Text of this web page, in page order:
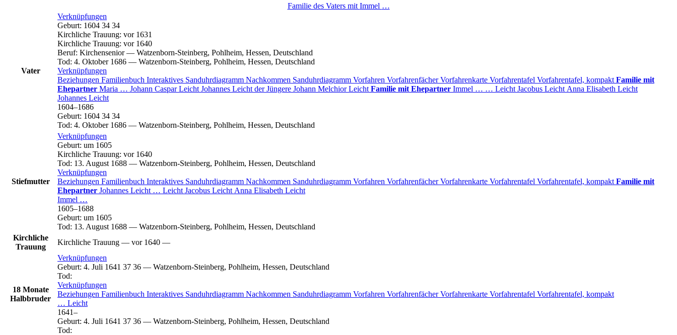
Familie des Vaters mit Immel …
Vater
Verknüpfungen
Geburt: 1604 34 34
Kirchliche Trauung: vor 1631
Kirchliche Trauung: vor 1640
Beruf: Kirchensenior— Watzenborn-Steinberg, Pohlheim, Hessen, Deutschland
Tod: 4. Oktober 1686 — Watzenborn-Steinberg, Pohlheim, Hessen, Deutschland
Verknüpfungen
Beziehungen Familienbuch Interaktives Sanduhrdiagramm Nachkommen Sanduhrdiagramm Vorfahren VorfahrenfächerVorfahrenkarte Vorfahrentafel Vorfahrentafel, kompakt Familie mit
Ehepartner Maria … Johann CasparLeicht Johannes Leicht der Jüngere Johann MelchiorLeicht Familie mit Ehepartner Immel … … Leicht Jacobus Leicht Anna Elisabeth Leicht
Johannes Leicht
1604–1686
Geburt: 1604 34 34
Tod: 4. Oktober 1686 — Watzenborn-Steinberg, Pohlheim, Hessen, Deutschland
Stiefmutter
Verknüpfungen
Geburt: um 1605
Kirchliche Trauung: vor 1640
Tod: 13. August 1688 — Watzenborn-Steinberg, Pohlheim, Hessen, Deutschland
Verknüpfungen
Beziehungen Familienbuch Interaktives Sanduhrdiagramm Nachkommen Sanduhrdiagramm Vorfahren VorfahrenfächerVorfahrenkarte Vorfahrentafel Vorfahrentafel, kompakt Familie mit
Ehepartner Johannes Leicht … Leicht Jacobus Leicht Anna Elisabeth Leicht
Immel …
1605–1688
Geburt: um 1605
Tod: 13. August 1688 — Watzenborn-Steinberg, Pohlheim, Hessen, Deutschland
Kirchliche
Trauung
Kirchliche Trauung — vor 1640 —
18 Monate
Halbbruder
Verknüpfungen
Geburt: 4. Juli 1641 37 36 — Watzenborn-Steinberg, Pohlheim, Hessen, Deutschland
Tod:
Verknüpfungen
Beziehungen Familienbuch Interaktives Sanduhrdiagramm Nachkommen Sanduhrdiagramm Vorfahren VorfahrenfächerVorfahrenkarte Vorfahrentafel Vorfahrentafel, kompakt
… Leicht
1641–
Geburt: 4. Juli 1641 37 36 — Watzenborn-Steinberg, Pohlheim, Hessen, Deutschland
Tod: